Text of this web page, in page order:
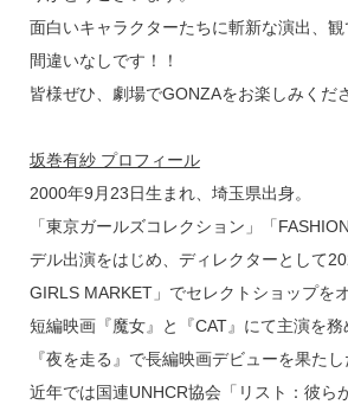
面白いキャラクターたちに斬新な演出、
間違いなしです！！
皆様ぜひ、劇場でGONZAをお楽しみくだ
坂巻有紗 プロフィール
2000年9月23日生まれ、埼玉県出身。
「東京ガールズコレクション」「
デル出演をはじめ、ディレクターとして
GIRLS MARKET」でセレクトショップを
短編映画『魔女』と『CAT』にて主演を
『夜を走る』で長編映画デビューを果たし
近年では国連UNHCR協会「リスト：彼ら